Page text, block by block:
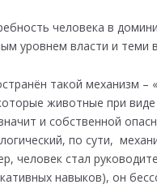
человека в
уровнем власти и
такой механизм
животные при
и собственной
по сути,
человек стал
навыков), он